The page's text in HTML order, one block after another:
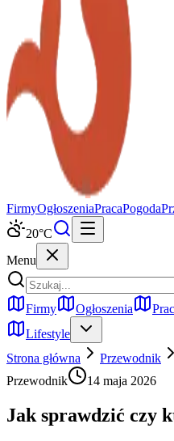
FirmyOgłoszeniaPracaPogoda
20°C
Menu
Firmy Ogłoszenia
Lifestyle
Strona główna
Przewodnik
Przewodnik
14 maja 2026
Jak sprawdzić czy